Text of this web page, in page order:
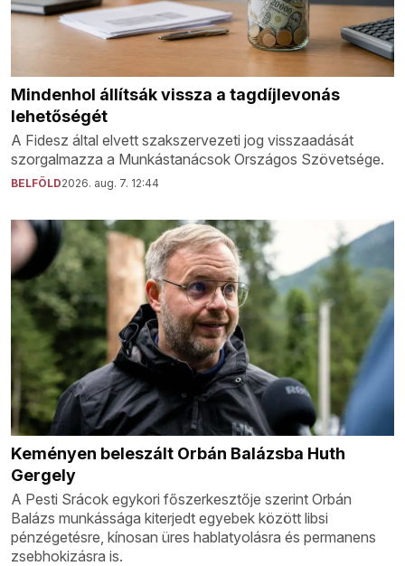
Mindenhol állítsák vissza a tagdíjlevonás
lehetőségét
A Fidesz által elvett szakszervezeti jog visszaadását
szorgalmazza a Munkástanácsok Országos Szövetsége.
BELFÖLD2026. aug. 7. 12:44
Keményen beleszált Orbán Balázsba Huth
Gergely
A Pesti Srácok egykori főszerkesztője szerint Orbán
Balázs munkássága kiterjedt egyebek között libsi
pénzégetésre, kínosan üres hablatyolásra és permanens
zsebhokizásra is.